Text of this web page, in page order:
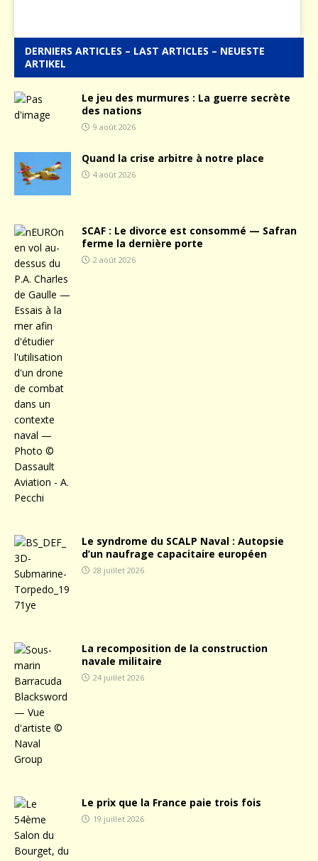
DERNIERS ARTICLES – LAST ARTICLES – NEUESTE
ARTIKEL
Le jeu des murmures : La guerre secrète
des nations
9 août 2026
Quand la crise arbitre à notre place
4 août 2026
SCAF : Le divorce est consommé — Safran
ferme la dernière porte
2 août 2026
Le syndrome du SCALP Naval : Autopsie
d’un naufrage capacitaire européen
28 juillet 2026
La recomposition de la construction
navale militaire
24 juillet 2026
Le prix que la France paie trois fois
19 juillet 2026